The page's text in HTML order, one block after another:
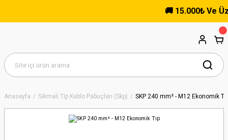
🚚 15.000₺ Ve
Anasayfa Sıkmalı Tip Kablo Pabuçları (Skp) SKP 240 mm² - M12 Ekonomik